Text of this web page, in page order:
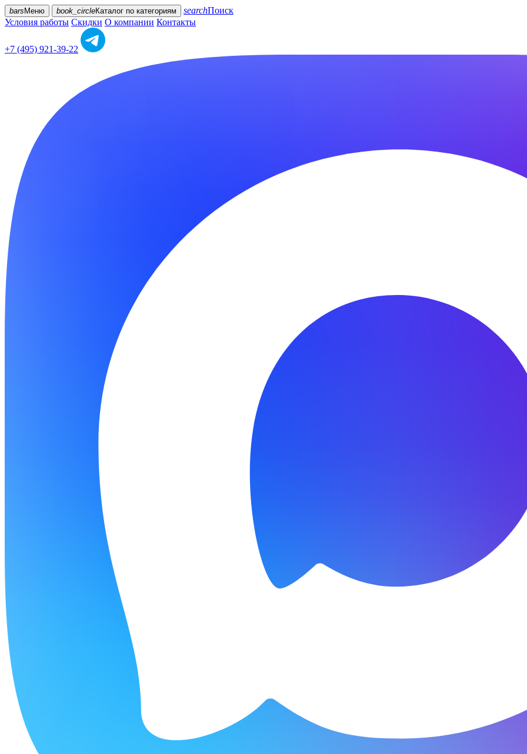
bars Меню book_circleКаталог по категориям searchПоиск
Условия работы Скидки О компании Контакты
+7 (495) 921-39-22